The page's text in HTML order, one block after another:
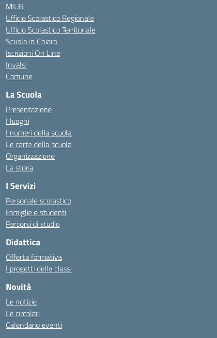
MIUR
Ufficio Scolastico Regionale
Ufficio Scolastico Territoriale
Scuola in Chiaro
Iscrizioni On Line
Invalsi
Comune
La Scuola
Presentazione
I luoghi
I numeri della scuola
Le carte della scuola
Organizzazione
La storia
I Servizi
Personale scolastico
Famiglie e studenti
Percorsi di studio
Didattica
Offerta formativa
I progetti delle classi
Novità
Le notizie
Le circolari
Calendario eventi